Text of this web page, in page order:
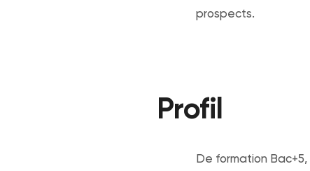
prospects.
Profil
De formation